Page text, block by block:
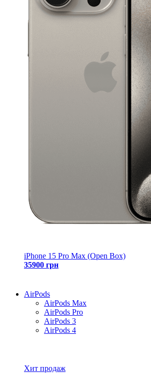
iPhone 15 Pro Max (Open Box)
35900 грн
AirPods
AirPods Max
AirPods Pro
AirPods 3
AirPods 4
Хит продаж